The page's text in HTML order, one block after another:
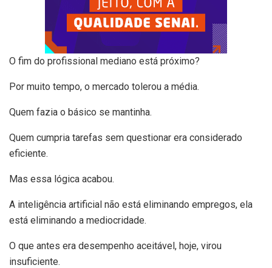
O fim do profissional mediano está próximo?
Por muito tempo, o mercado tolerou a média.
Quem fazia o básico se mantinha.
Quem cumpria tarefas sem questionar era considerado
eficiente.
Mas essa lógica acabou.
A inteligência artificial não está eliminando empregos, ela
está eliminando a mediocridade.
O que antes era desempenho aceitável, hoje, virou
insuficiente.